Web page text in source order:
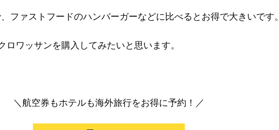
ファストフードのハンバーガーなどに比べるとお得で大きいです。
ロワッサンを購入してみたいと思います。
＼航空券もホテルも海外旅行をお得に予約！／